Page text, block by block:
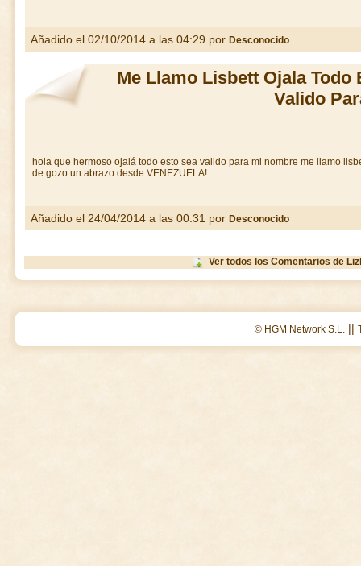
Añadido el 02/10/2014 a las 04:29 por Desconocido
Me Llamo Lisbett Ojala
Valido
hola que hermoso ojalá todo esto sea valido para mi nombre me llamo
de gozo.un abrazo desde VENEZUELA!
Añadido el 24/04/2014 a las 00:31 por Desconocido
Ver todos los Comentarios de
© HGM Network S.L. ||